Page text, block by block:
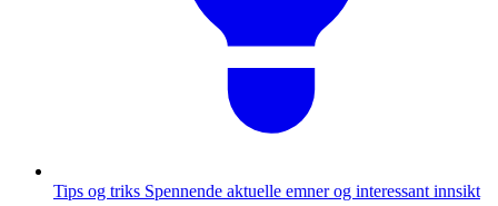
Tips og triks Spennende aktuelle emner og interessant innsikt